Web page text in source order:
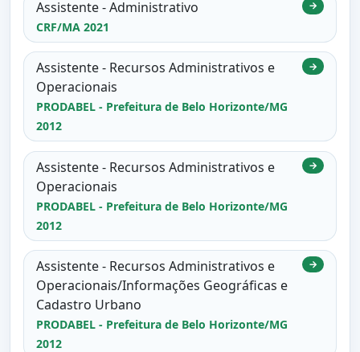
Assistente - Administrativo
CRF/MA 2021
→
Assistente - Recursos Administrativos e
Operacionais
PRODABEL - Prefeitura de Belo Horizonte/MG
2012
→
Assistente - Recursos Administrativos e
Operacionais
PRODABEL - Prefeitura de Belo Horizonte/MG
2012
→
Assistente - Recursos Administrativos e
Operacionais/Informações Geográficas e
Cadastro Urbano
PRODABEL - Prefeitura de Belo Horizonte/MG
2012
→